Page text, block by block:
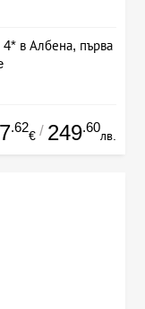
в Албена, първа
.62
€ / 249.60
лв.